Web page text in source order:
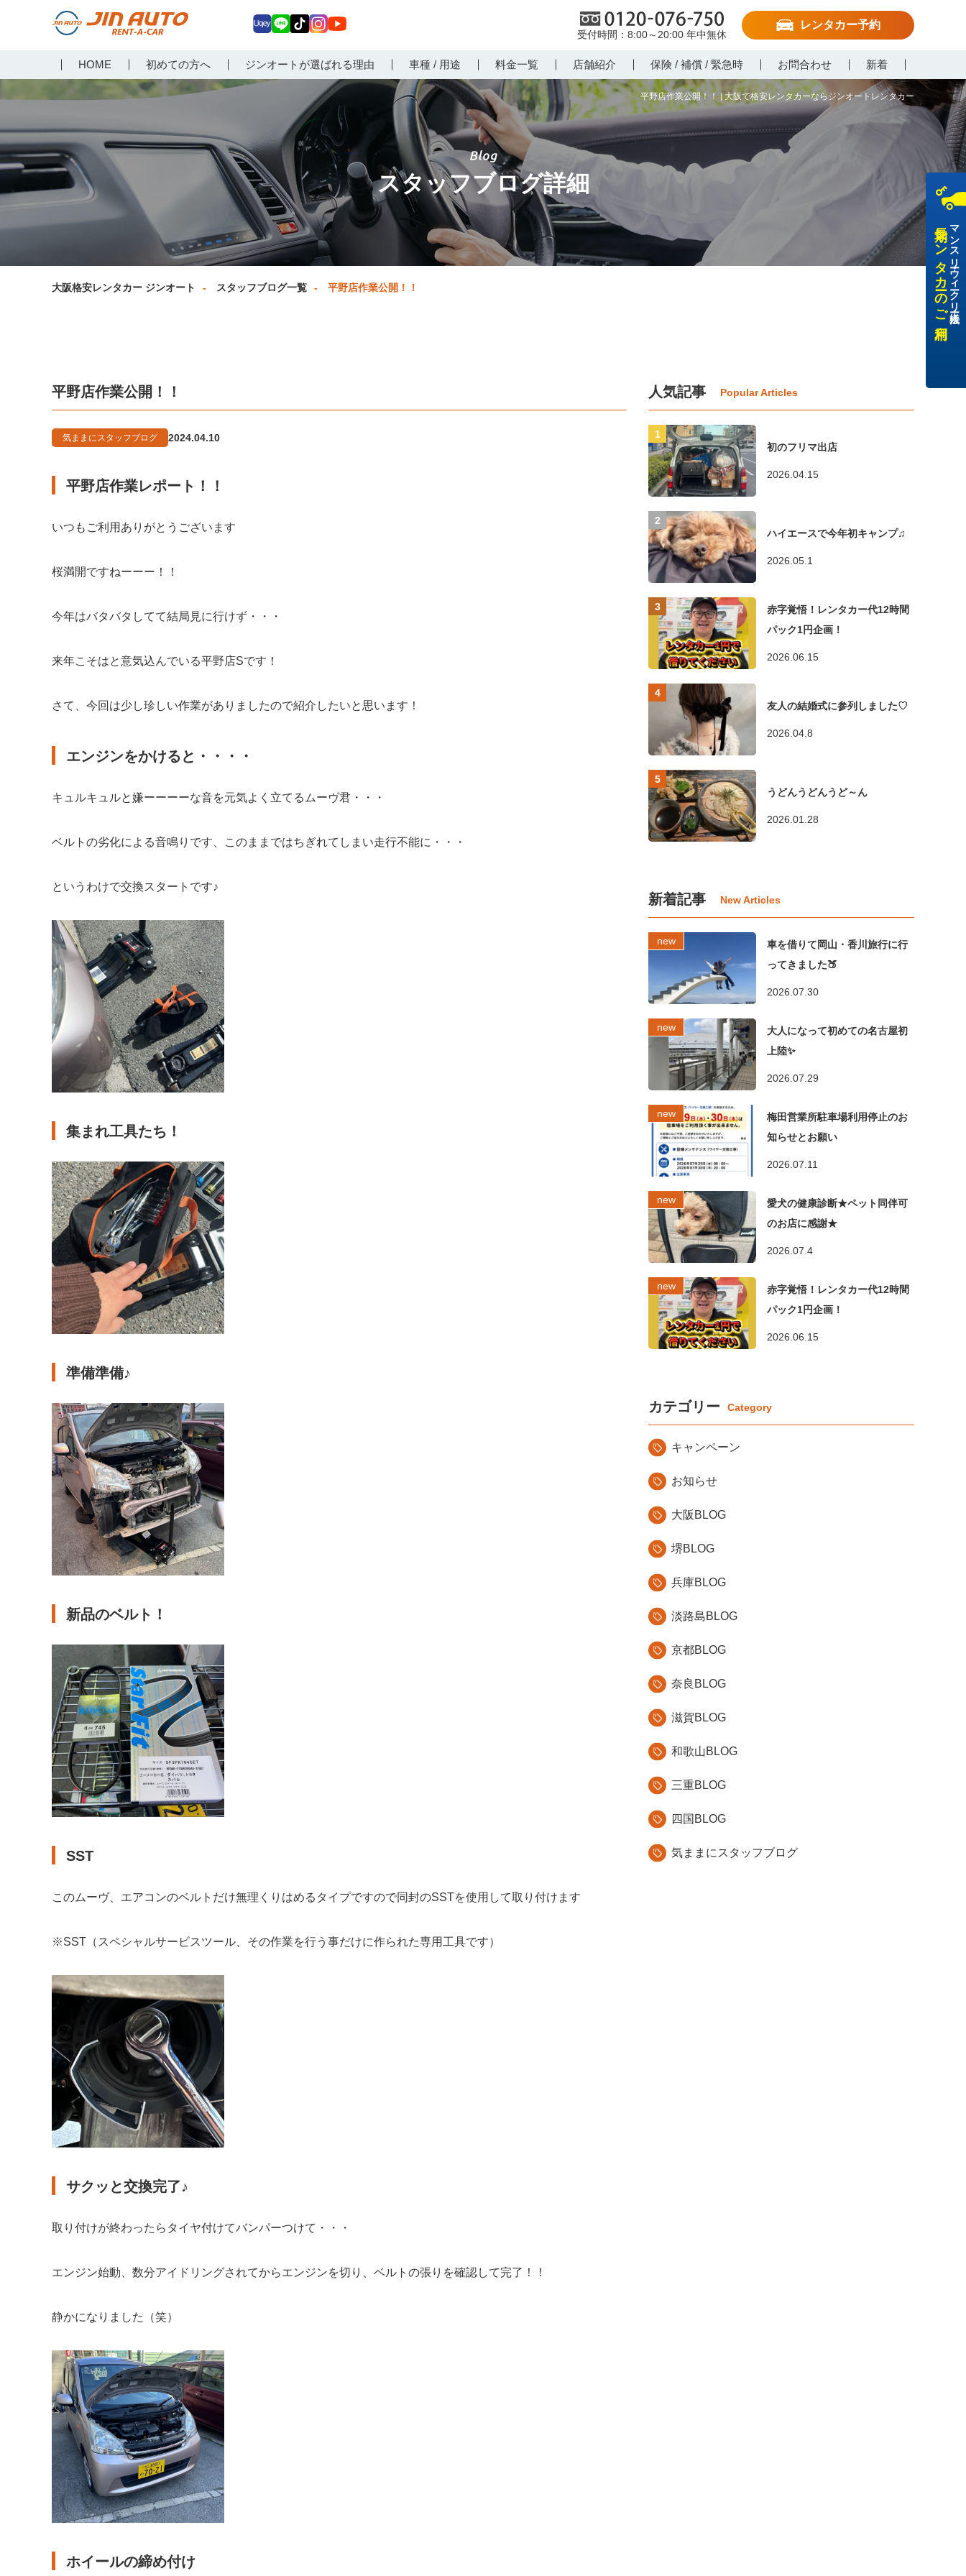
平野店作業公開！！ | 大阪で格安レンタカーならジンオートレンタカー
らジンオートレンタカー
0120-076-750
8:00～20:00 年中無休
レンタカー予約
HOME 初めての方へ ジンオートが選ばれる理由 車種 / 用途 料金一覧 店舗紹介 保険 / 補償 / 緊急時 お問合わせ 新着
ey E
Tokagr
am
uT
ub
スタッフブログ詳細
大阪格安レンタカー ジンオート スタッフブログ一覧 平野店作業公開！！
平野店作業公開！！
気ままにスタッフブログ 2024.04.10
平野店作業レポート！！
いつもご利用ありがとうございます
桜満開ですねーーー！！
今年はバタバタしてて結局見に行けず・・・
来年こそはと意気込んでいる平野店Sです！
さて、今回は少し珍しい作業がありましたので紹介したいと思います！
エンジンをかけると・・・・
キュルキュルと嫌ーーーーな音を元気よく立てるムーヴ君・・・
ベルトの劣化による音鳴りです、このままではちぎれてしまい走行不能に・・・
というわけで交換スタートです♪
集まれ工具たち！
準備準備♪
新品のベルト！
SST
このムーヴ、エアコンのベルトだけ無理くりはめるタイプですので同封のSSTを使用して取り付けます
※SST（スペシャルサービスツール、その作業を行う事だけに作られた専用工具です）
サクッと交換完了♪
取り付けが終わったらタイヤ付けてバンパーつけて・・・
エンジン始動、数分アイドリングされてからエンジンを切り、ベルトの張りを確認して完了！！
静かになりました（笑）
ホイールの締め付け
人気記事
初のフリマ出店
2026.04.15
ハイエースで今年初キャンプ♫
2026.05.1
赤字覚悟！レンタカー代12時間
パック1円企画！
2026.06.15
友人の結婚式に参列しました♡
2026.04.8
うどんうどんうど～ん
2026.01.28
新着記事
車を借りて岡山・香川旅行に行
ってきました🍑
2026.07.30
大人になって初めての名古屋初
上陸✨
2026.07.29
梅田営業所駐車場利用停止のお
知らせとお願い
2026.07.11
愛犬の健康診断★ペット同伴可
のお店に感謝★
2026.07.4
赤字覚悟！レンタカー代12時間
パック1円企画！
2026.06.15
カテゴリー
キャンペーン
お知らせ
大阪BLOG
堺BLOG
兵庫BLOG
淡路島BLOG
京都BLOG
奈良BLOG
滋賀BLOG
和歌山BLOG
三重BLOG
四国BLOG
気ままにスタッフブログ
マンスリー・ウィークリー・法人様
長期レンタカーのご利用